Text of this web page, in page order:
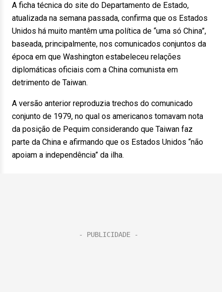
A ficha técnica do site do Departamento de Estado,
atualizada na semana passada, confirma que os Estados
Unidos há muito mantêm uma política de “uma só China”,
baseada, principalmente, nos comunicados conjuntos da
época em que Washington estabeleceu relações
diplomáticas oficiais com a China comunista em
detrimento de Taiwan.
A versão anterior reproduzia trechos do comunicado
conjunto de 1979, no qual os americanos tomavam nota
da posição de Pequim considerando que Taiwan faz
parte da China e afirmando que os Estados Unidos “não
apoiam a independência” da ilha.